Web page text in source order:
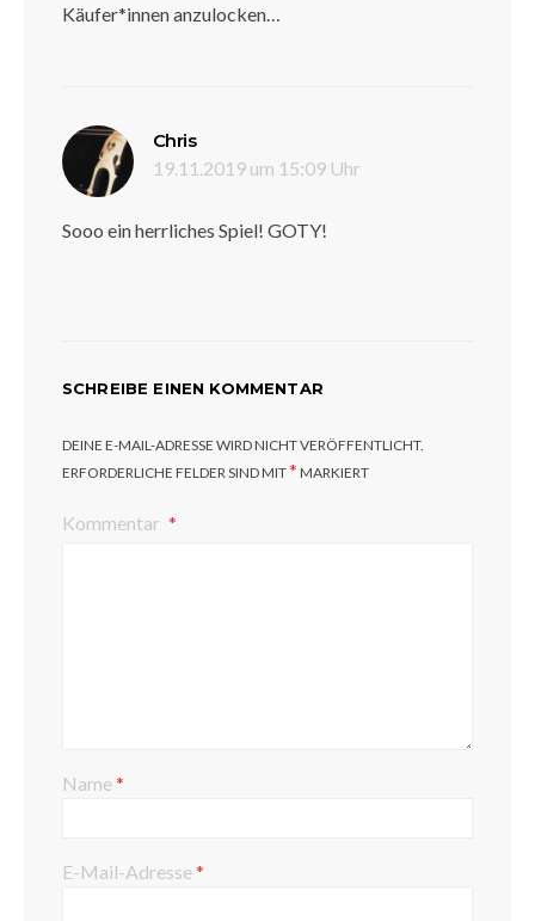
Käufer*innen anzulocken…
Chrissagt:
19.11.2019 um 15:09 Uhr
Sooo ein herrliches Spiel! GOTY!
SCHREIBE EINEN KOMMENTAR
DEINE E-MAIL-ADRESSE WIRD NICHT VERÖFFENTLICHT.
ERFORDERLICHE FELDER SIND MIT* MARKIERT
Kommentar
Name*
E-Mail-Adresse*